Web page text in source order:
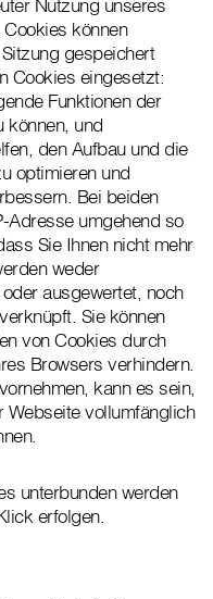
Nutzung unseres
können
gespeichert
Cookies eingesetzt:
Funktionen der
können, und
den Aufbau und die
optimieren und
Bei beiden
Adresse umgehend so
Sie Ihnen nicht mehr
weder
ausgewertet, noch
Sie können
von Cookies durch
Browsers verhindern.
kann es sein,
Webseite vollumfänglich
unterbunden werden
erfolgen.